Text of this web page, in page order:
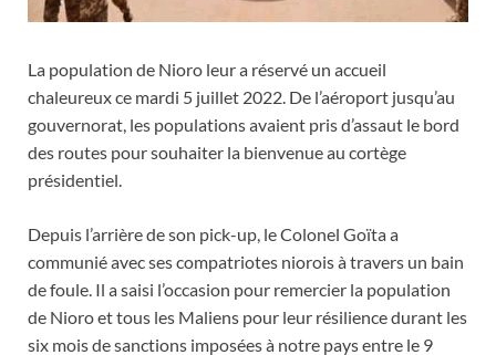
La population de Nioro leur a réservé un accueil
chaleureux ce mardi 5 juillet 2022. De l’aéroport jusqu’au
gouvernorat, les populations avaient pris d’assaut le bord
des routes pour souhaiter la bienvenue au cortège
présidentiel.
Depuis l’arrière de son pick-up, le Colonel Goïta a
communié avec ses compatriotes niorois à travers un bain
de foule. Il a saisi l’occasion pour remercier la population
de Nioro et tous les Maliens pour leur résilience durant les
six mois de sanctions imposées à notre pays entre le 9